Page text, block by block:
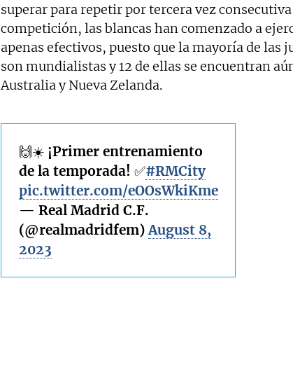
superar para repetir por tercera vez
competición, las blancas han comenzado a
apenas efectivos, puesto que la mayoría de las
son mundialistas y 12 de ellas se encuentran
Australia y Nueva Zelanda.
🙌☀️ ¡Primer entrenamiento
de la temporada! ✅#RMCity
pic.twitter.com/eOOsWkiKme
— Real Madrid C.F.
(@realmadridfem)August 8,
2023